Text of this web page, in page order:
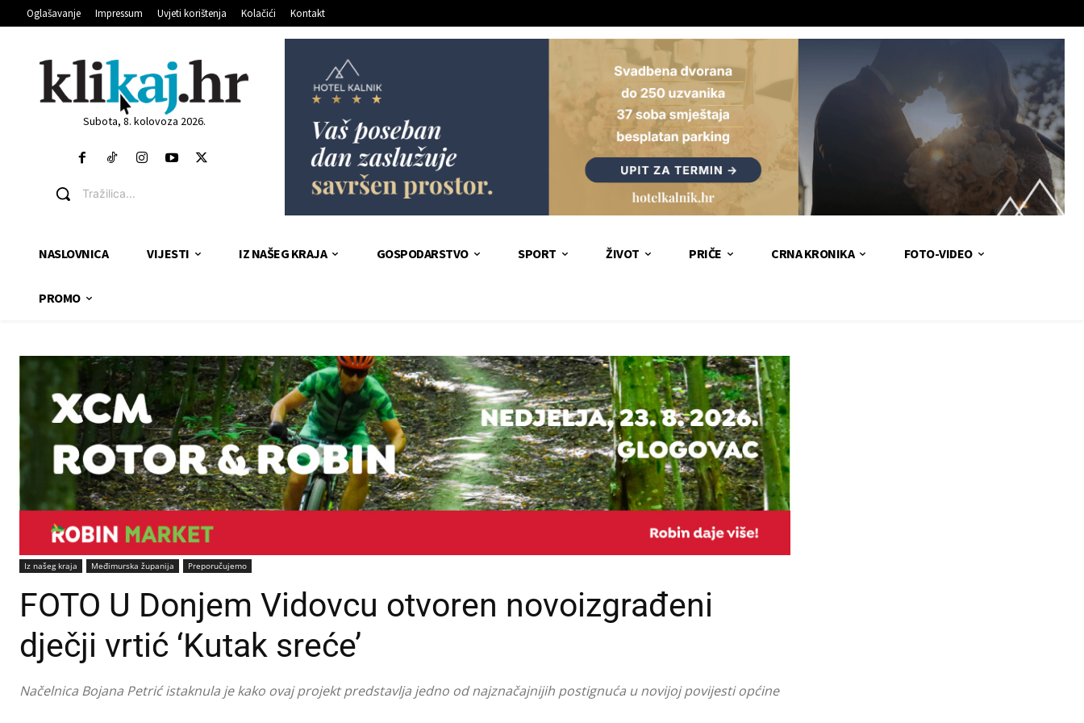
Oglašavanje Impressum Uvjeti korištenja Kolačići Kontakt
Subota, 8. kolovoza 2026.
Tražilica...
NASLOVNICA VIJESTI IZ NAŠEG KRAJA GOSPODARSTVO SPORT ŽIVOT PRIČE CRNA KRONIKA FOTO-VIDEO
PROMO
Iz našeg kraja Međimurska županija Preporučujemo
FOTO U Donjem Vidovcu otvoren novoizgrađeni
dječji vrtić ‘Kutak sreće’
Načelnica Bojana Petrić istaknula je kako ovaj projekt predstavlja jedno od najznačajnijih postignuća u novijoj povijesti općine